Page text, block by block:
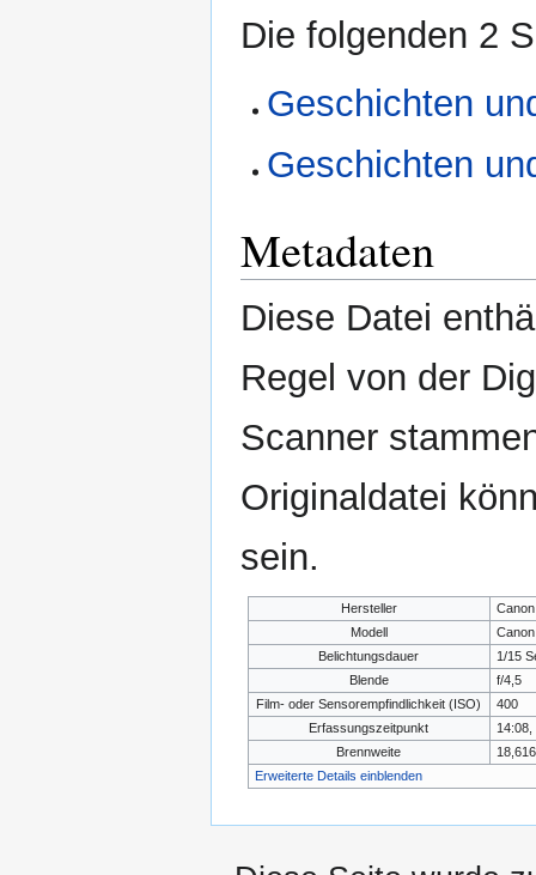
Die folgenden 2
Geschichten
Geschichten
Metadaten
Diese Datei
Regel von der
Scanner
Originaldatei
sein.
Hersteller
Canon
Modell
Belichtungsdauer
1/15
Blende
f/4,5
Film- oder Sensorempfindlichkeit (ISO)
400
Erfassungszeitpunkt
14:08,
Brennweite
Erweiterte Details einblenden